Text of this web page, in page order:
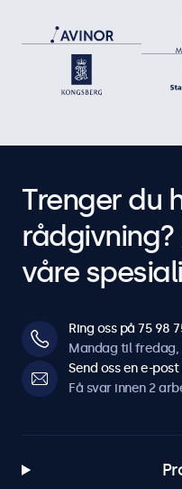
Trenger du
våre
Ring oss på 75 98
Mandag til fredag,
Send oss en e-
Få svar innen 2